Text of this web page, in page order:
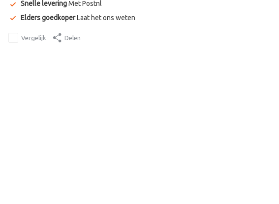
Snelle leveringMet Postnl
Elders goedkoperLaat het ons weten
Vergelijk Delen